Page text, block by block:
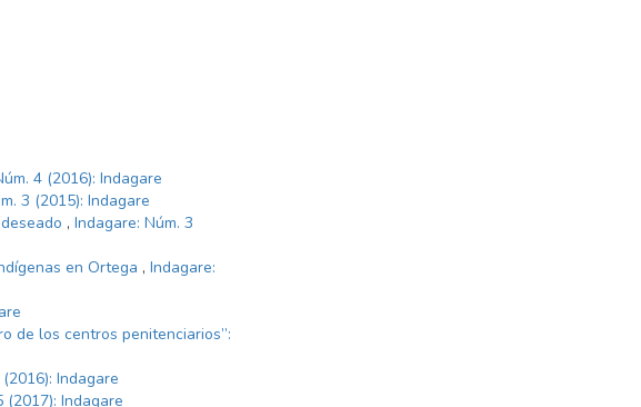
4 (2016): Indagare
3 (2015): Indagare
, Indagare: Núm. 3
en Ortega , Indagare:
de los centros penitenciarios”:
Indagare
(2017): Indagare